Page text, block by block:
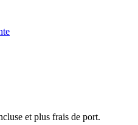
et plus frais de port.